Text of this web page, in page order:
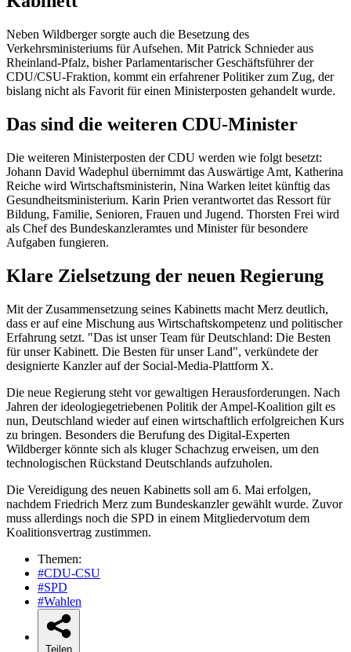
Neben Wildberger sorgte auch die Besetzung des
Verkehrsministeriums für Aufsehen. Mit Patrick Schnieder aus
Rheinland-Pfalz, bisher Parlamentarischer Geschäftsführer der
CDU/CSU-Fraktion, kommt ein erfahrener Politiker zum Zug, der
bislang nicht als Favorit für einen Ministerposten gehandelt wurde.
Das sind die weiteren CDU-Minister
Die weiteren Ministerposten der CDU werden wie folgt besetzt:
Johann David Wadephul übernimmt das Auswärtige Amt, Katherina
Reiche wird Wirtschaftsministerin, Nina Warken leitet künftig das
Gesundheitsministerium. Karin Prien verantwortet das Ressort für
Bildung, Familie, Senioren, Frauen und Jugend. Thorsten Frei wird
als Chef des Bundeskanzleramtes und Minister für besondere
Aufgaben fungieren.
Klare Zielsetzung der neuen Regierung
Mit der Zusammensetzung seines Kabinetts macht Merz deutlich,
dass er auf eine Mischung aus Wirtschaftskompetenz und politischer
Erfahrung setzt. "Das ist unser Team für Deutschland: Die Besten
für unser Kabinett. Die Besten für unser Land", verkündete der
designierte Kanzler auf der Social-Media-Plattform X.
Die neue Regierung steht vor gewaltigen Herausforderungen. Nach
Jahren der ideologiegetriebenen Politik der Ampel-Koalition gilt es
nun, Deutschland wieder auf einen wirtschaftlich erfolgreichen Kurs
zu bringen. Besonders die Berufung des Digital-Experten
Wildberger könnte sich als kluger Schachzug erweisen, um den
technologischen Rückstand Deutschlands aufzuholen.
Die Vereidigung des neuen Kabinetts soll am 6. Mai erfolgen,
nachdem Friedrich Merz zum Bundeskanzler gewählt wurde. Zuvor
muss allerdings noch die SPD in einem Mitgliedervotum dem
Koalitionsvertrag zustimmen.
Themen:
#CDU-CSU
#SPD
#Wahlen
Teilen